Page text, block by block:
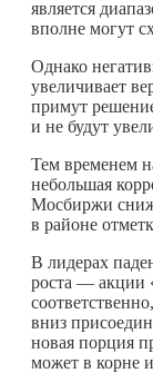
является
вполне могут
Однако
увеличивает
примут
и не будут
Тем временем
небольшая
Мосбиржи
в районе
В лидерах
роста — акции
вниз
новая порция
может в корне